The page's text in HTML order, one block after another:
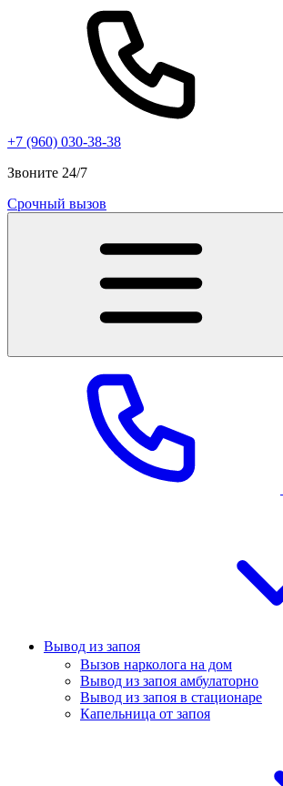
+7 (960) 030-38-38
Звоните 24/7
Срочный вызов
Вывод из запоя
Вызов нарколога на дом
Вывод из запоя амбулаторно
Вывод из запоя в стационаре
Капельница от запоя